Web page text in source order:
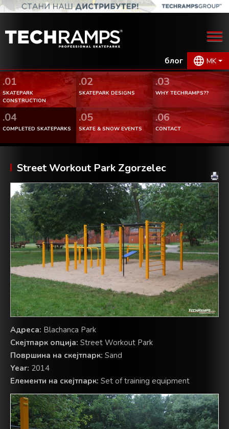
блог MK
.01
SKATEPARK
CONSTRUCTION
.02
SKATEPARK DESIGNS
.03
WHY TECHRAMPS??
.04
COMPLETED SKATEPARKS
.05
SKATE & SNOW EVENTS
.06
CONTACT
Street Workout Park Zgorzelec
Адреса: Blachanca Park
Скејтпарк опција: Street Workout Park
Површина на скејтпарк: Sand
Year: 2014
Елементи на скејтпарк: Set of training equipment